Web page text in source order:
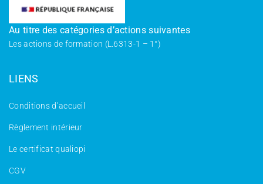
Au titre des catégories d’actions suivantes
Les actions de formation (L.6313-1 – 1°)
LIENS
Conditions d’accueil
Règlement intérieur
Le certificat qualiopi
CGV